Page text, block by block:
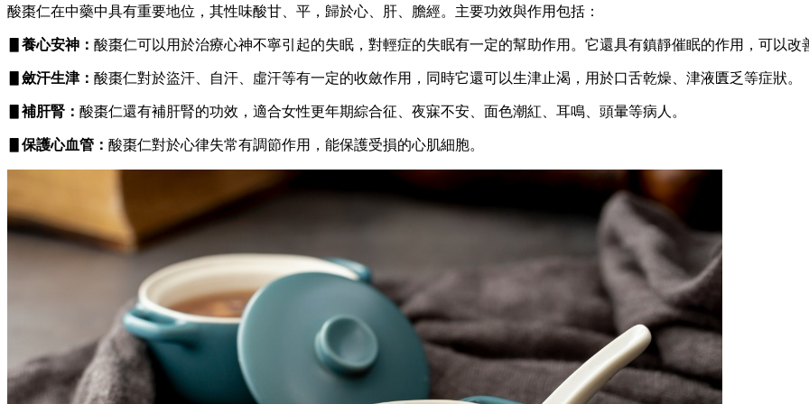
酸棗仁在中藥中具有重要地位，其性味酸甘、平，歸於心、肝、膽經。主要功效與作用包括：
▋養心安神： 酸棗仁可以用於治療心神不寧引起的失眠，對輕症的失眠有一定的幫助作用。它還具有鎮靜催眠的作用，可以改
▋斂汗生津： 酸棗仁對於盜汗、自汗、虛汗等有一定的收斂作用，同時它還可以生津止渴，用於口舌乾燥、津液匱乏等症狀。
▋補肝腎： 酸棗仁還有補肝腎的功效，適合女性更年期綜合征、夜寐不安、面色潮紅、耳鳴、頭暈等病人。
▋保護心血管： 酸棗仁對於心律失常有調節作用，能保護受損的心肌細胞。